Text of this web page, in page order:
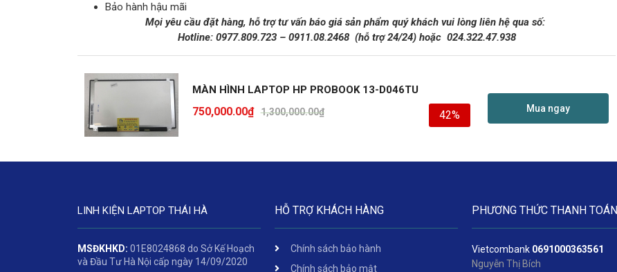
Bảo hành hậu mãi
Mọi yêu cầu đặt hàng, hỗ trợ tư vấn báo giá sản phẩm quý khách vui lòng liên hệ qua số:
Hotline: 0977.809.723– 0911.08.2468 (hỗ trợ 24/24)hoặc 024.322.47.938
MÀN HÌNH LAPTOP HP PROBOOK 13-D046TU
1,300,000.00₫
750,000.00₫ 42% Mua ngay
LINH KIỆN LAPTOP THÁI HÀ
MSĐKHKD: 01E8024868 do Sở Kế Hoạch
và Đầu Tư Hà Nội cấp ngày 14/09/2020
HỖ TRỢ KHÁCH HÀNG
Chính sách bảo hành
Chính sách bảo mật
PHƯƠNG THỨC THANH TOÁN
Vietcombank 0691000363561
Nguyễn Thị Bích